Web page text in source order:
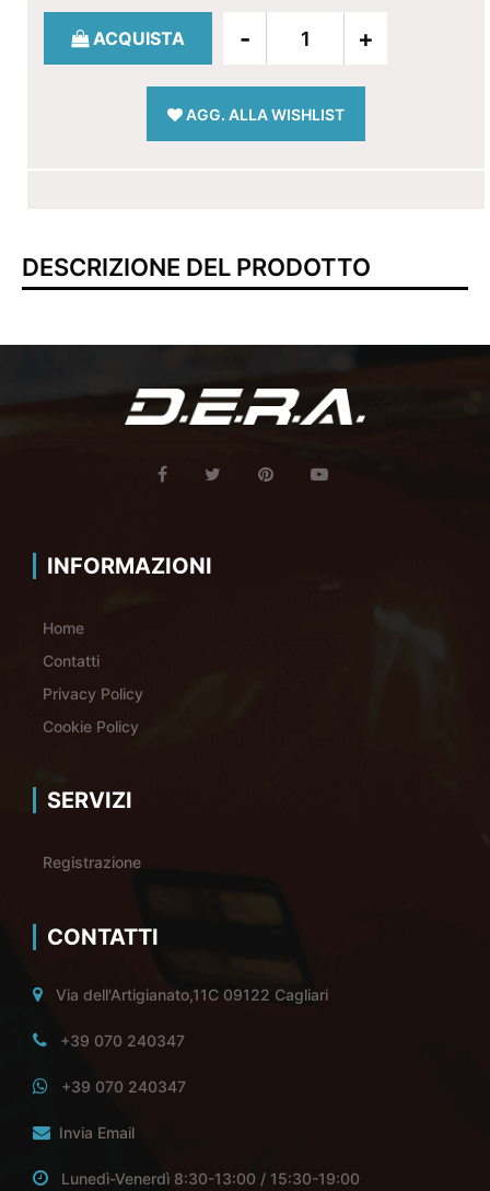
Quantità
ACQUISTA
AGG. ALLA WISHLIST
DESCRIZIONE DEL PRODOTTO
INFORMAZIONI
Home
Contatti
Privacy Policy
Cookie Policy
SERVIZI
Registrazione
CONTATTI
Via dell'Artigianato,11C 09122 Cagliari
+39 070 240347
+39 070 240347
Invia Email
Lunedì-Venerdì 8:30-13:00 / 15:30-19:00